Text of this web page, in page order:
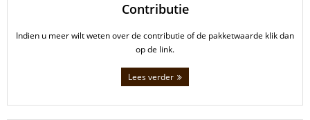
Contributie
Indien u meer wilt weten over de contributie of de pakketwaarde klik dan
op de link.
Lees verder